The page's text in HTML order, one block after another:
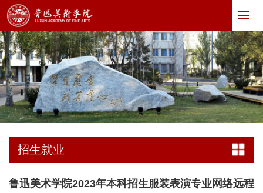
招生就业
鲁迅美术学院2023年本科招生服装表演专业网络远程